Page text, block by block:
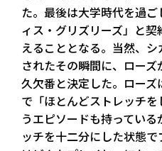
た。最後は大学時代を過
ィス・グリズリーズ」と
えることとなる。当然、
されたその瞬間に、ロー
久欠番と決定した。ロー
で「ほとんどストレッチ
うエピソードも持ってい
ッチを十二分にした状態